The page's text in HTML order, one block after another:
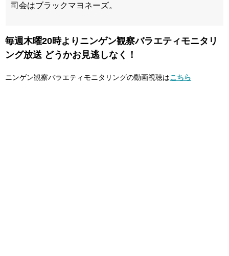
司会はブラックマヨネーズ。
毎週木曜20時よりニンゲン観察バラエティモニタリ
ング放送 どうかお見逃しなく！
ニンゲン観察バラエティモニタリングの動画視聴はこちら